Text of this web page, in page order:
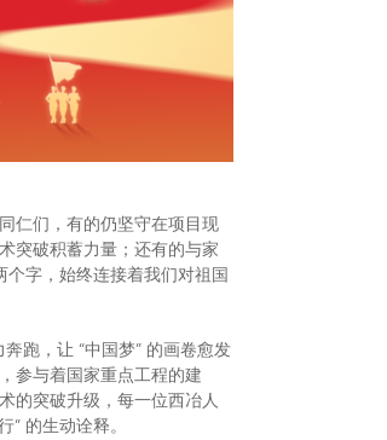
仁们，有的仍坚守在项目现
突破积蓄力量；还有的与家
字，始终连接着我们对祖国
跑，让 “中国梦” 的画卷愈发
参与着国家重点工程的建
的突破升级，每一位西冶人
的生动诠释。